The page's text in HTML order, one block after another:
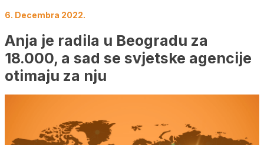
6. Decembra 2022.
Anja je radila u Beogradu za
18.000, a sad se svjetske agencije
otimaju za nju